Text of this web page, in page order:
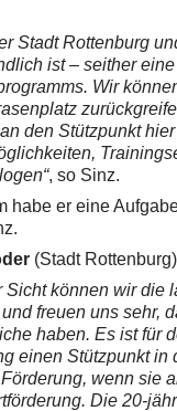
Stadt Rottenburg
ist – seither
Wir
den Stützpunkt
, so Sinz.
habe er eine
(Stadt Rottenburg)
Sicht können wir die
freuen uns sehr,
haben. Es ist für
einen Stützpunkt
wenn sie
Die 20-